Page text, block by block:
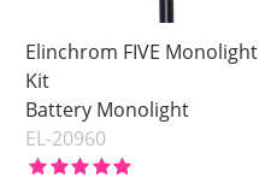
Elinchrom FIVE Monolight
Kit
Battery Monolight
EL-20960